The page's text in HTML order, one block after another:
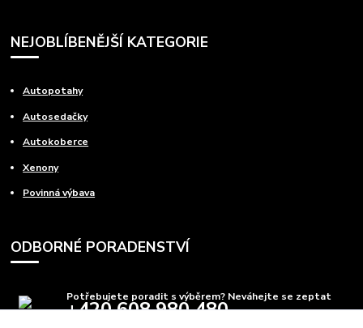
NEJOBLÍBENĚJŠÍ KATEGORIE
Autopotahy
Autosedačky
Autokoberce
Xenony
Povinná výbava
ODBORNÉ PORADENSTVÍ
Potřebujete poradit s výběrem? Neváhejte se zeptat
+420 608 980 480